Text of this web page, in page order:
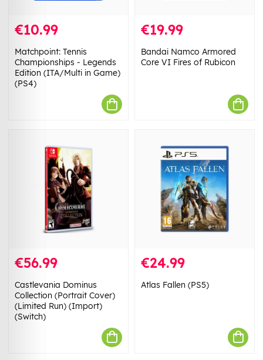
€10.99
Matchpoint: Tennis
Championships - Legends
Edition (ITA/Multi in Game)
(PS4)
€19.99
Bandai Namco Armored
Core VI Fires of Rubicon
€56.99
Castlevania Dominus
Collection (Portrait Cover)
(Limited Run) (Import)
(Switch)
€24.99
Atlas Fallen (PS5)